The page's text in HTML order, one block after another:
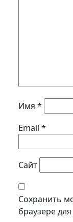
Имя *
Email *
Сайт
Сохранить
браузере